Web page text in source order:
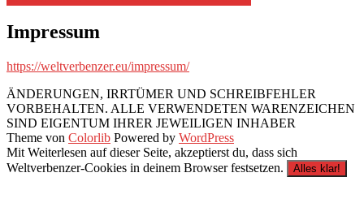
Impressum
https://weltverbenzer.eu/impressum/
ÄNDERUNGEN, IRRTÜMER UND SCHREIBFEHLER
VORBEHALTEN. ALLE VERWENDETEN WARENZEICHEN
SIND EIGENTUM IHRER JEWEILIGEN INHABER
Theme von Colorlib Powered by WordPress
Mit Weiterlesen auf dieser Seite, akzeptierst du, dass sich
Weltverbenzer-Cookies in deinem Browser festsetzen.
Alles klar!